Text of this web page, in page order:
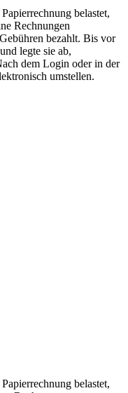
belastet,
Rechnungen
bezahlt. Bis vor
legte sie ab,
dem Login oder in der
umstellen.
belastet,